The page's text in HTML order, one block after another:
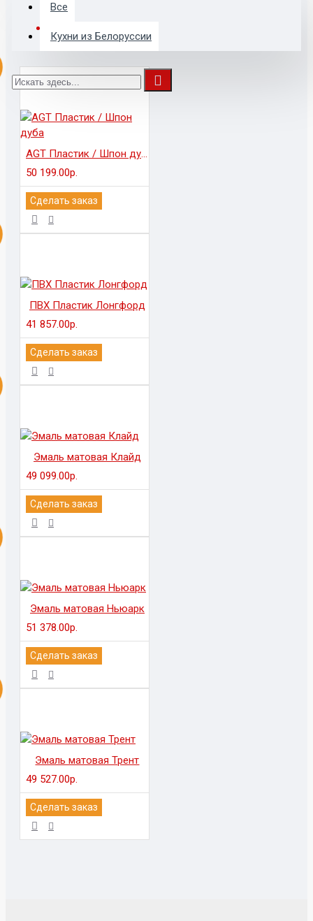
Все
Кухни из Белоруссии
AGT Пластик / Шпон дуба
50 199.00р.
Сделать заказ
ПВХ Пластик Лонгфорд
41 857.00р.
Сделать заказ
Эмаль матовая Клайд
49 099.00р.
Сделать заказ
Эмаль матовая Ньюарк
51 378.00р.
Сделать заказ
Эмаль матовая Трент
49 527.00р.
Сделать заказ